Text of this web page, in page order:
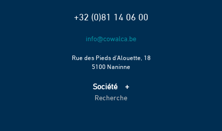
+32 (0)81 14 06 00
Rue des Pieds d’Alouette, 18
5100 Naninne
Société
Accueil
Recherche